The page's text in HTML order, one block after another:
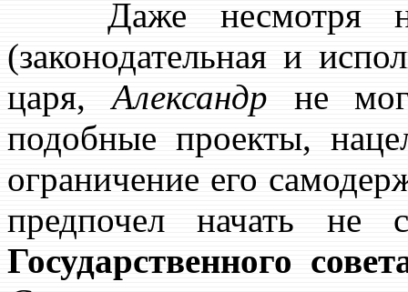
Даже несмотря на
(законодательная и
царя,Александр не мог
подобные проекты,
ограничение его
предпочел начать не
Государственного